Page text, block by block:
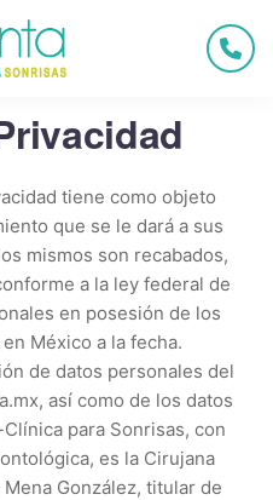
tiene como objeto
que se le dará a sus
mismos son recabados,
a la ley federal de
en posesión de los
México a la fecha.
de datos personales del
así como de los datos
para Sonrisas, con
es la Cirujana
González, titular de